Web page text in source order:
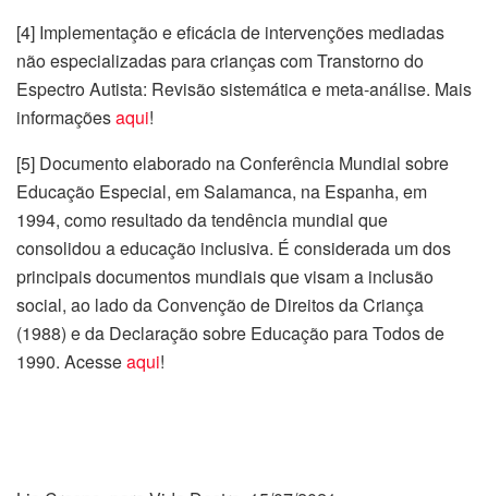
[4] Implementação e eficácia de intervenções mediadas
não especializadas para crianças com Transtorno do
Espectro Autista: Revisão sistemática e meta-análise. Mais
informaçõesaqui!
[5] Documento elaborado na Conferência Mundial sobre
Educação Especial, em Salamanca, na Espanha, em
1994, como resultado da tendência mundial que
consolidou a educação inclusiva. É considerada um dos
principais documentos mundiais que visam a inclusão
social, ao lado da Convenção de Direitos da Criança
(1988) e da Declaração sobre Educação para Todos de
1990. Acesseaqui!